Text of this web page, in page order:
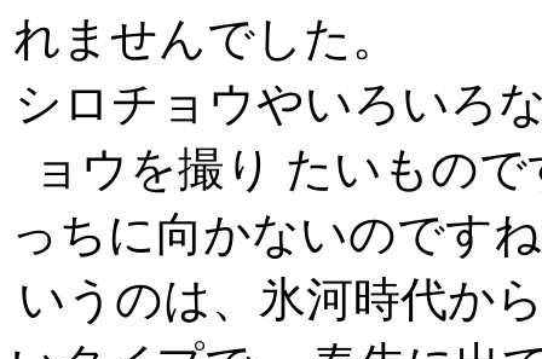
れませんでし
シロチョウやいろいろ
ョウを撮り たいもの
っちに向かない
いうのは、氷河時代か